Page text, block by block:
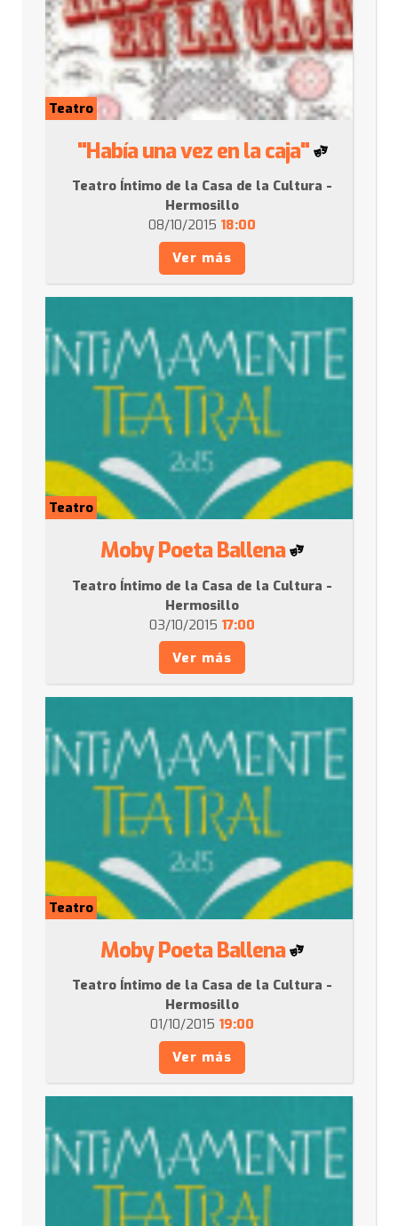
Teatro
"Había una vez en la caja"
Teatro Íntimo de la Casa de la Cultura -
Hermosillo
08/10/2015 18:00
Ver más
Teatro
Moby Poeta Ballena
Teatro Íntimo de la Casa de la Cultura -
Hermosillo
03/10/2015 17:00
Ver más
Teatro
Moby Poeta Ballena
Teatro Íntimo de la Casa de la Cultura -
Hermosillo
01/10/2015 19:00
Ver más